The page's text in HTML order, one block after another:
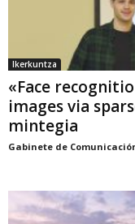
Ikerkuntza
«Face
images via
mintegia
Gabinete de Comunicación